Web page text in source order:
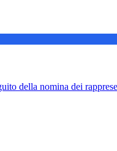
della nomina dei